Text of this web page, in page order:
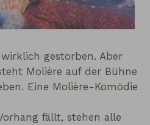
gestorben. Aber
Molière auf der Bühne
Eine Molière-Komödie
fällt, stehen alle